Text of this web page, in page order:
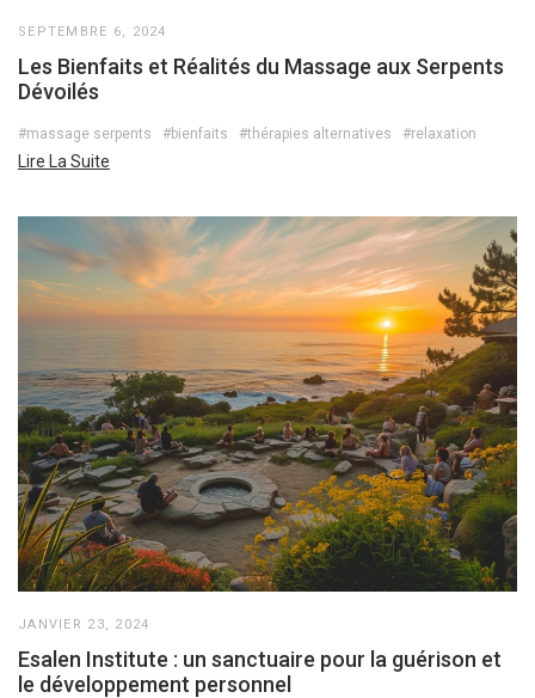
SEPTEMBRE 6, 2024
Les Bienfaits et Réalités du Massage aux Serpents
Dévoilés
#massage serpents #bienfaits #thérapies alternatives #relaxation
Lire La Suite
JANVIER 23, 2024
Esalen Institute : un sanctuaire pour la guérison et
le développement personnel